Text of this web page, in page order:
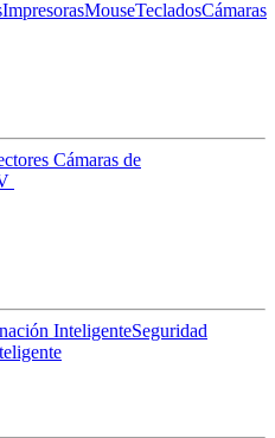
ImpresorasMouseTecladosCámaras
Cámaras de
InteligenteSeguridad